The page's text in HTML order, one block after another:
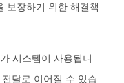
보장하기 위한 해결책
시스템이 사용됩니
달로 이어질 수 있습